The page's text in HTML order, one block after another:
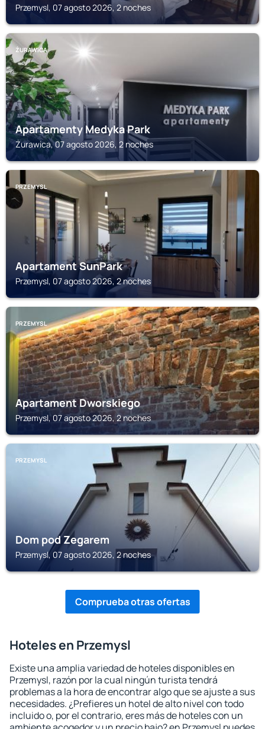
Przemysl, 07 agosto 2026, 2 noches
ŻURAWICA
Apartamenty Medyka Park
Żurawica, 07 agosto 2026, 2 noches
PRZEMYSL
Apartament SunPark
Przemysl, 07 agosto 2026, 2 noches
PRZEMYSL
Apartament Dworskiego
Przemysl, 07 agosto 2026, 2 noches
PRZEMYSL
Dom pod Zegarem
Przemysl, 07 agosto 2026, 2 noches
Comprueba otras ofertas
Hoteles en Przemysl
Existe una amplia variedad de hoteles disponibles en
Przemysl, razón por la cual ningún turista tendrá
problemas a la hora de encontrar algo que se ajuste a sus
necesidades. ¿Prefieres un hotel de alto nivel con todo
incluido o, por el contrario, eres más de hoteles con un